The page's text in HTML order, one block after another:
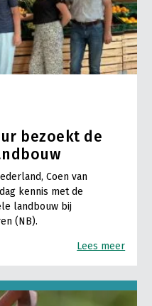
bezoekt de
Coen van
kennis met de
landbouw bij
(NB).
Lees meer